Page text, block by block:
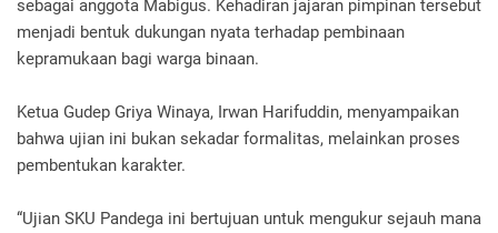
sebagai anggota Mabigus. Kehadiran jajaran pimpinan tersebut
menjadi bentuk dukungan nyata terhadap pembinaan
kepramukaan bagi warga binaan.
Ketua Gudep Griya Winaya, Irwan Harifuddin, menyampaikan
bahwa ujian ini bukan sekadar formalitas, melainkan proses
pembentukan karakter.
“Ujian SKU Pandega ini bertujuan untuk mengukur sejauh mana